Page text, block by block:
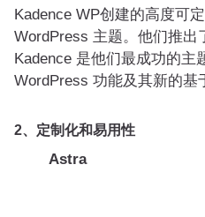
Kadence WP创建的高度可
WordPress 主题。他们推出
Kadence 是他们最成功的主
WordPress 功能及其新的基
2、定制化和易用性
Astra